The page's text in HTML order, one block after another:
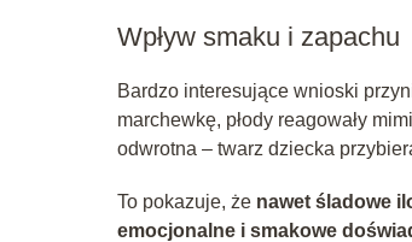
Wpływ smaku i zapachu
Bardzo interesujące wnioski
marchewkę, płody reagowały
odwrotna – twarz dziecka
To pokazuje, że nawet śladowe
emocjonalne i smakowe